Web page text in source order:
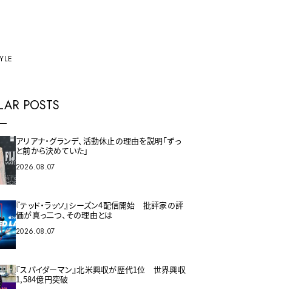
POSTS
アリアナ・グランデ、活動休止の理由を説明「ずっ
と前から決めていた」
2026.08.07
『テッド・ラッソ』シーズン4配信開始 批評家の評
価が真っ二つ、その理由とは
2026.08.07
『スパイダーマン』北米興収が歴代1位 世界興収
1,584億円突破